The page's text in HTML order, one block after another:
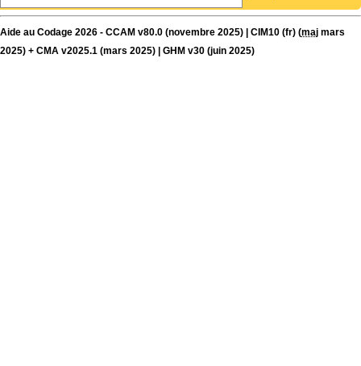
Aide au Codage 2026 - CCAM v80.0 (novembre 2025) | CIM10 (fr) (maj mars
2025) + CMA v2025.1 (mars 2025) | GHM v30 (juin 2025)